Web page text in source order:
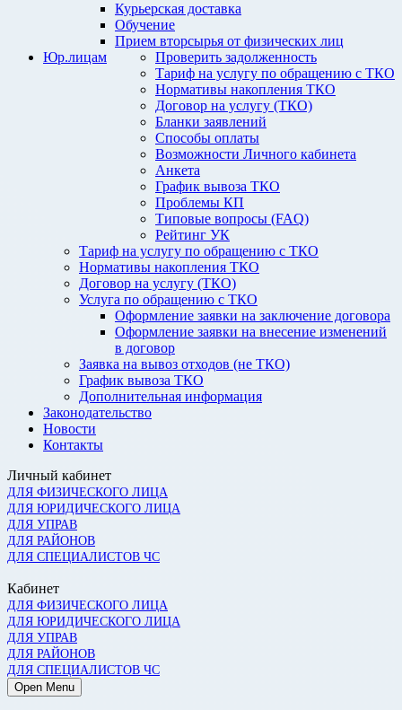
Курьерская доставка
Обучение
Прием вторсырья от физических лиц
Проверить задолженность
Тариф на услугу по обращению с ТКО
Нормативы накопления ТКО
Договор на услугу (ТКО)
Бланки заявлений
Способы оплаты
Возможности Личного кабинета
Анкета
График вывоза ТКО
Проблемы КП
Типовые вопросы (FAQ)
Рейтинг УК
Юр.лицам
Тариф на услугу по обращению с ТКО
Нормативы накопления ТКО
Договор на услугу (ТКО)
Услуга по обращению с ТКО
Оформление заявки на заключение договора
Оформление заявки на внесение изменений
в договор
Заявка на вывоз отходов (не ТКО)
График вывоза ТКО
Дополнительная информация
Законодательство
Новости
Контакты
Личный кабинет
ДЛЯ ФИЗИЧЕСКОГО ЛИЦА
ДЛЯ ЮРИДИЧЕСКОГО ЛИЦА
ДЛЯ УПРАВ
ДЛЯ РАЙОНОВ
ДЛЯ СПЕЦИАЛИСТОВ ЧС
Кабинет
ДЛЯ ФИЗИЧЕСКОГО ЛИЦА
ДЛЯ ЮРИДИЧЕСКОГО ЛИЦА
ДЛЯ УПРАВ
ДЛЯ РАЙОНОВ
ДЛЯ СПЕЦИАЛИСТОВ ЧС
Open Menu